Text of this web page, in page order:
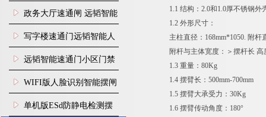
电门禁通道系统）
政务大厅速通闸 远韬智能
防尾随静音速通门
写字楼速通门远韬智能人
脸识别快速通道闸
远韬智能速通门小区门禁
闸机食堂消费摆闸
WIFI版人脸识别智能摆闸
机
单机版ESd防静电检测摆
1.1 结构：2.0和1.0厚不锈钢外
1.2 外形尺寸：
主柱直径：168mm*1050. 附杆
附杆与主体宽度：＞摆杆长 高
1.3 重量：80Kg
1.4 摆臂长：500mm-700mm
1.5 摆臂大承受力：30Kg
1.6 摆臂传动角度：180°